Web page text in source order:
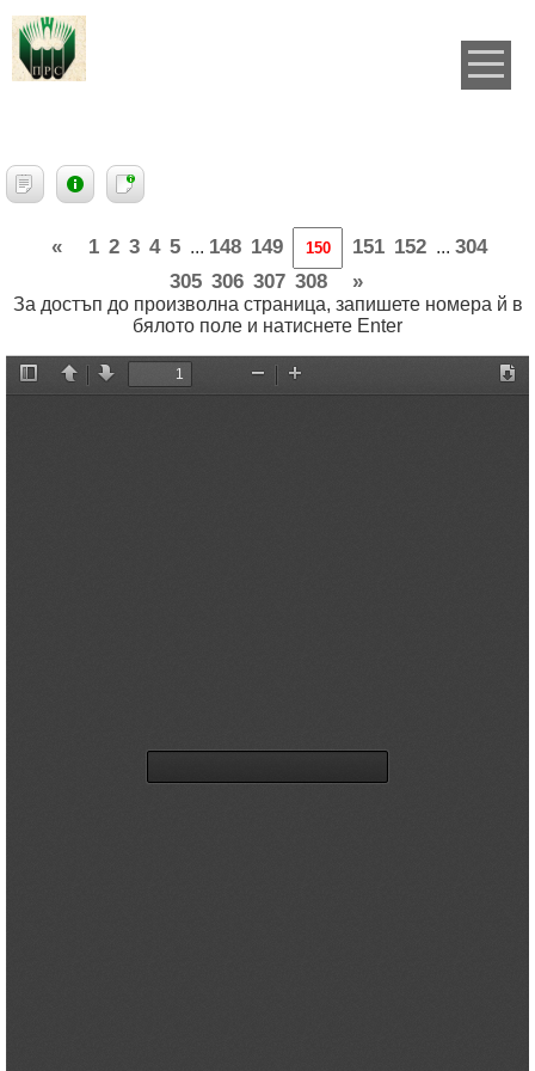
« 1 2 3 4 5 ... 148 149 151 152 ... 304
305 306 307 308 »
За достъп до произволна страница, запишете номера й в
бялото поле и натиснете Enter